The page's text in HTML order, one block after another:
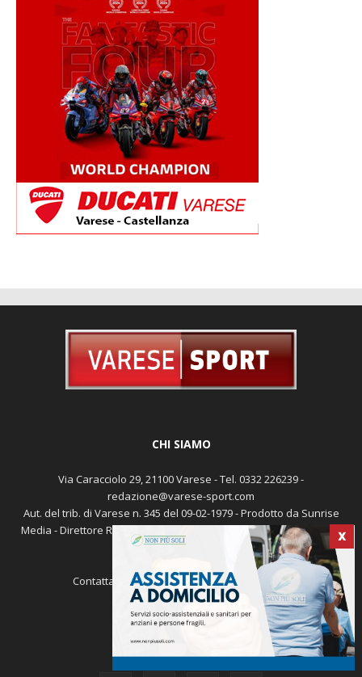
X
Via Caracciolo 29, 21100 Varese - Tel. 0332 226239 -
redazione@varese-sport.com
Aut. del trib. di Varese n. 345 del 09-02-1979 - Prodotto da Sunrise
Media - Direttore Responsabile: Michele Marocco -Cookie policy
redazione@varese-sport.com
SEGUICI